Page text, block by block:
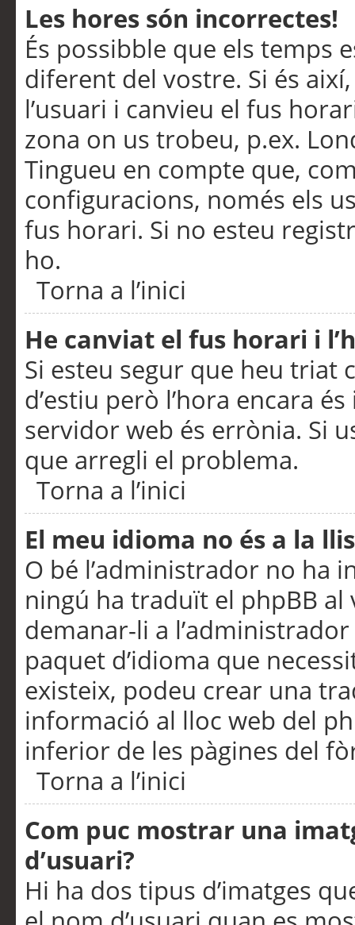
Les hores són incorrectes!
És possibble que els temps
diferent del vostre. Si és
l’usuari i canvieu el fus
zona on us trobeu, p.ex.
Tingueu en compte que,
configuracions, només els
fus horari. Si no esteu
ho.
Torna a l’inici
He canviat el fus horari i
Si esteu segur que heu triat
d’estiu però l’hora encara
servidor web és errònia. Si
que arregli el problema.
Torna a l’inici
El meu idioma no és a la
O bé l’administrador no ha
ningú ha traduït el phpBB
demanar-li a
paquet d’idioma que
existeix, podeu crear una
informació al lloc web del
inferior de les pàgines del
Torna a l’inici
Com puc mostrar una
d’usuari?
Hi ha dos tipus d’imatges